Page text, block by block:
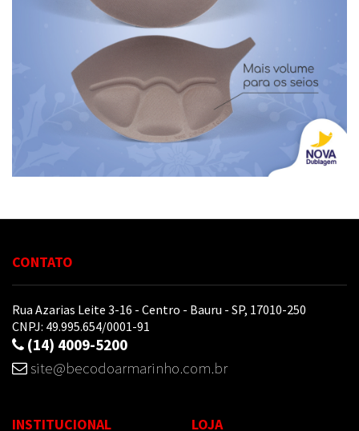
CONTATO
Rua Azarias Leite 3-16 - Centro - Bauru - SP, 17010-250
CNPJ: 49.995.654/0001-91
(14) 4009-5200
site@becodoarmarinho.com.br
INSTITUCIONAL LOJA